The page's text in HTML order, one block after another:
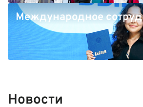
Международное
Новости